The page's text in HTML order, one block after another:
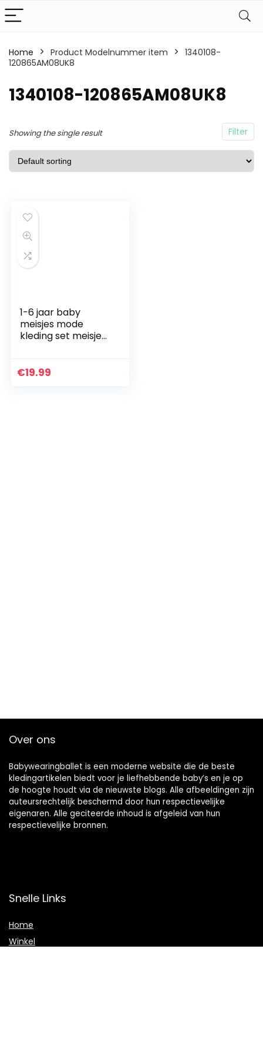
Home Product Modelnummer item
1340108-
120865AM08UK8
1340108-120865AM08UK8
Filter
Showing the single result
1-6 jaar baby
meisjes mode
kleding set meisjes
jaar
€19.99
Over ons
Babywearingballet is een moderne website die de beste
kledingartikelen biedt voor je liefhebbende baby’s en je op
de hoogte houdt via de nieuwste blogs. Alle afbeeldingen zijn
auteursrechtelijk beschermd door hun respectievelijke
eigenaren. Alle geciteerde inhoud is afgeleid van hun
respectievelijke bronnen.
Snelle Links
Home
Winkel